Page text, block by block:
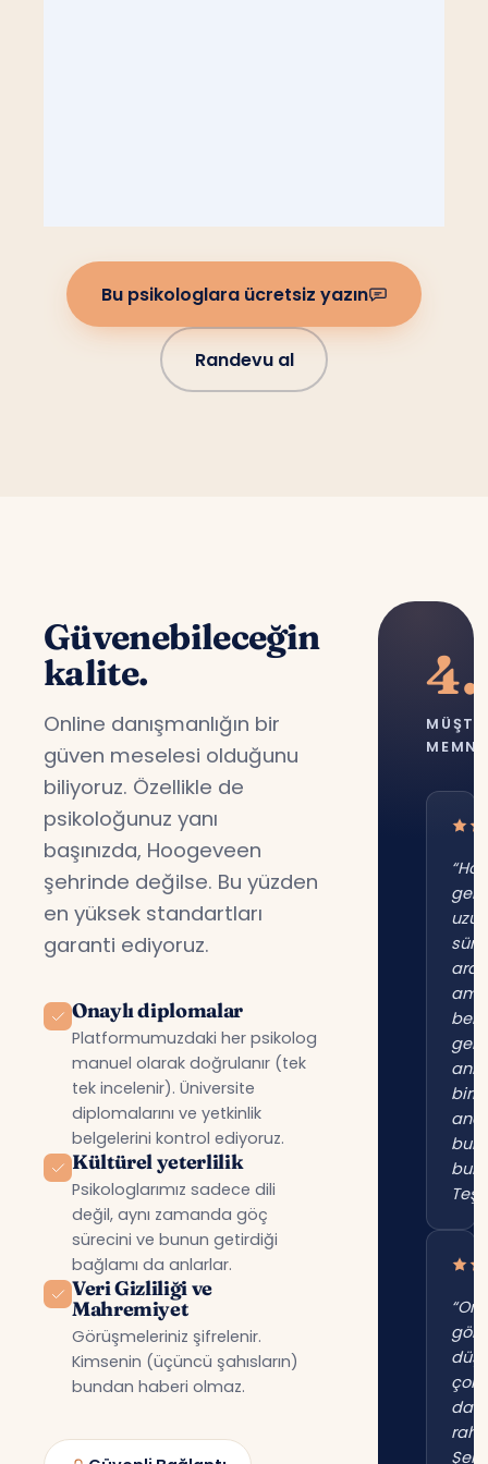
Bu psikologlara ücretsiz yazın
Randevu al
Güvenebileceğin
kalite.
Online danışmanlığın bir
güven meselesi olduğunu
biliyoruz. Özellikle de
psikoloğunuz yanı
başınızda, Hoogeveen
şehrinde değilse. Bu yüzden
en yüksek standartları
garanti ediyoruz.
Onaylı diplomalar
Platformumuzdaki her psikolog
manuel olarak doğrulanır (tek
tek incelenir). Üniversite
diplomalarını ve yetkinlik
belgelerini kontrol ediyoruz.
Kültürel yeterlilik
Psikologlarımız sadece dili
değil, aynı zamanda göç
sürecini ve bunun getirdiği
bağlamı da anlarlar.
Veri Gizliliği ve
Mahremiyet
Görüşmeleriniz şifrelenir.
Kimsenin (üçüncü şahısların)
bundan haberi olmaz.
uzun
süre
beni
çok